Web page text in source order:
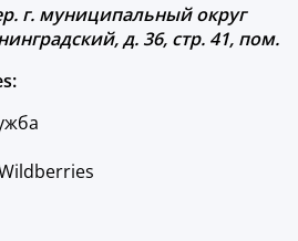
г. муниципальный округ
д. 36, стр. 41, пом.